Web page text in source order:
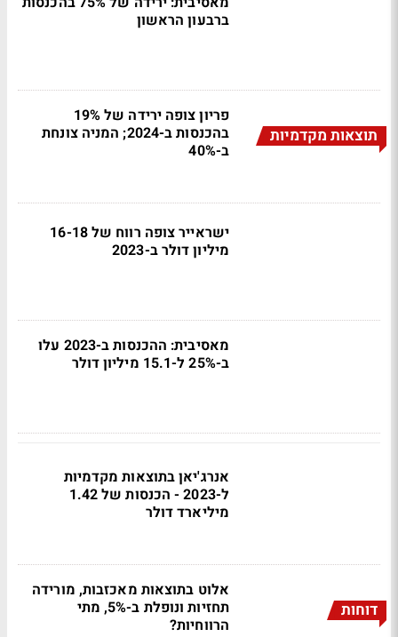
ברבעון הראשון
תוצאות מקדמיות
פריון צופה ירידה של 19%
בהכנסות ב-2024; המניה צונחת
ב-40%
ישראייר צופה רווח של 16-18
מיליון דולר ב-2023
מאסיבית: ההכנסות ב-2023 עלו
ב-25% ל-15.1 מיליון דולר
אנרג'יאן בתוצאות מקדמיות
ל-2023 - הכנסות של 1.42
מיליארד דולר
דוחות
אלוט בתוצאות מאכזבות, מורידה
תחזיות ונופלת ב-5%, מתי
הרווחיות?